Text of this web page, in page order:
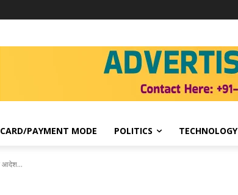
PAYMENT MODE POLITICS TECHNOLOGY
आदेश...